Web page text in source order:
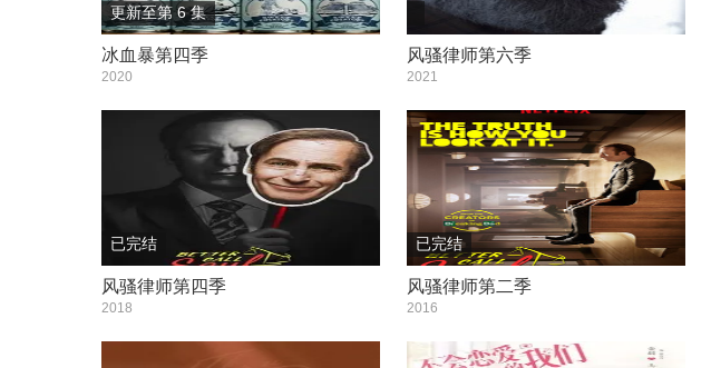
更新至第 6 集
冰血暴第四季
2020
风骚律师第六季
2021
已完结
风骚律师第四季
2018
已完结
风骚律师第二季
2016